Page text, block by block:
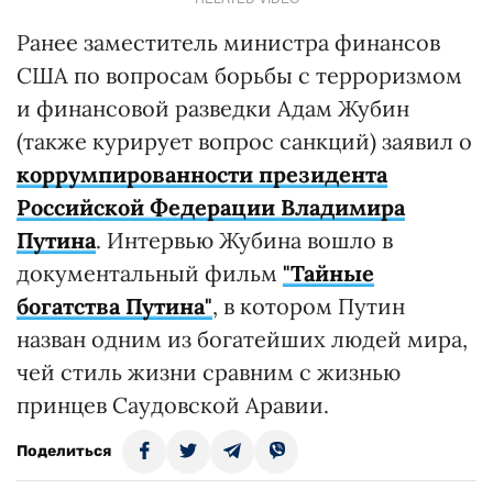
Ранее заместитель министра финансов
США по вопросам борьбы с терроризмом
и финансовой разведки Адам Жубин
(также курирует вопрос санкций) заявил о
коррумпированности президента
Российской Федерации Владимира
Путина. Интервью Жубина вошло в
документальный фильм "Тайные
богатства Путина", в котором Путин
назван одним из богатейших людей мира,
чей стиль жизни сравним с жизнью
принцев Саудовской Аравии.
Поделиться